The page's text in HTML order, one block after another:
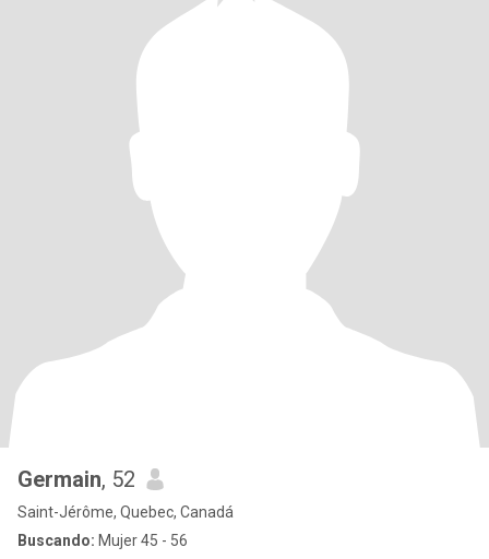
Germain, 52
Saint-Jérôme, Quebec, Canadá
Buscando: Mujer 45 - 56